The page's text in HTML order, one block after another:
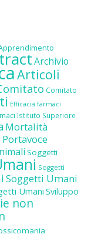
Archivio
Articoli
Comitato
Efficacia farmaci
Istituto Superiore
Mortalità
Portavoce
Soggetti
Soggetti
Soggetti Umani
Umani Sviluppo
non